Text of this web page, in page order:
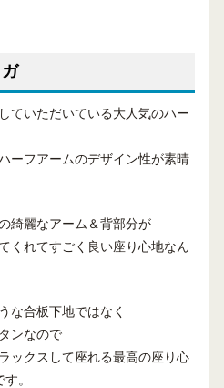
ていただいている大人気のハー
ーフアームのデザイン性が素晴
綺麗なアーム＆背部分が
くれてすごく良い座り心地なん
な合板下地ではなく
ンなので
ックスして座れる最高の座り心
。